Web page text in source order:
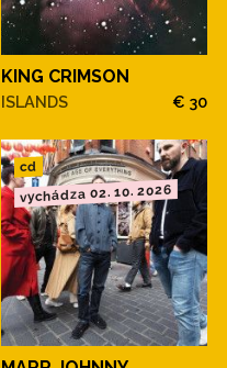
KING CRIMSON
ISLANDS € 30
cd
vychádza 02. 10. 2026